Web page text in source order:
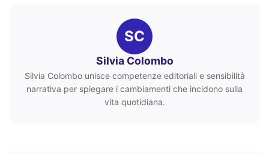
SC
Silvia Colombo
Silvia Colombo unisce competenze editoriali e sensibilità
narrativa per spiegare i cambiamenti che incidono sulla
vita quotidiana.